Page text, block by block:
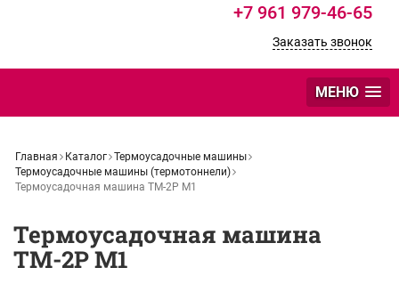
+7 961 979-46-65
Заказать звонок
МЕНЮ
Главная Каталог Термоусадочные машины
Термоусадочные машины (термотоннели)
Термоусадочная машина ТМ-2Р М1
Термоусадочная машина
ТМ-2Р М1